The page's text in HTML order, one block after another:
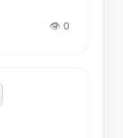
👁️ 0